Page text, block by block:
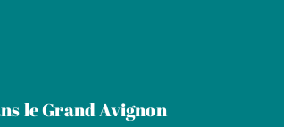
le Grand Avignon